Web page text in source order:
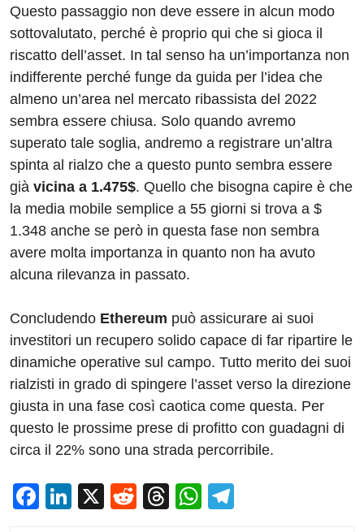
Questo passaggio non deve essere in alcun modo
sottovalutato, perché è proprio qui che si gioca il
riscatto dell’asset. In tal senso ha un’importanza non
indifferente perché funge da guida per l’idea che
almeno un’area nel mercato ribassista del 2022
sembra essere chiusa. Solo quando avremo
superato tale soglia, andremo a registrare un’altra
spinta al rialzo che a questo punto sembra essere
già vicina a 1.475$. Quello che bisogna capire è che
la media mobile semplice a 55 giorni si trova a $
1.348 anche se però in questa fase non sembra
avere molta importanza in quanto non ha avuto
alcuna rilevanza in passato.
Concludendo Ethereum può assicurare ai suoi
investitori un recupero solido capace di far ripartire le
dinamiche operative sul campo. Tutto merito dei suoi
rialzisti in grado di spingere l’asset verso la direzione
giusta in una fase così caotica come questa. Per
questo le prossime prese di profitto con guadagni di
circa il 22% sono una strada percorribile.
F
Li
X
R
T
W